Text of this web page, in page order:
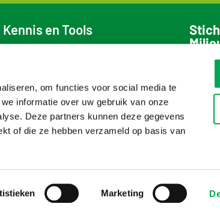
om functies voor social media te
informatie over uw gebruik van onze
Deze partners kunnen deze gegevens
of die ze hebben verzameld op basis van
Marketing
Kennis en Tools
Milieuprestatie
Milieudata
Viewer
Veelgestelde vragen
NMD Academy
Disclaimer